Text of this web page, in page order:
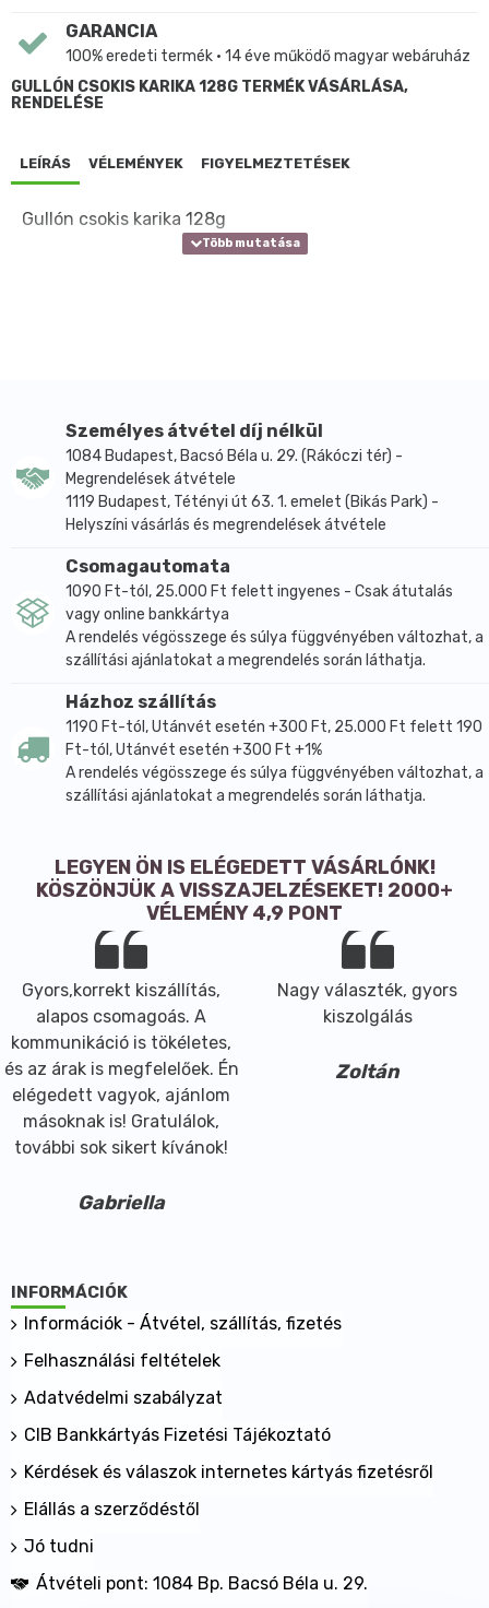
GARANCIA
100% eredeti termék • 14 éve működő magyar webáruház
GULLÓN CSOKIS KARIKA 128G TERMÉK VÁSÁRLÁSA,
RENDELÉSE
LEÍRÁS VÉLEMÉNYEK FIGYELMEZTETÉSEK
Gullón csokis karika 128g
Személyes átvétel díj nélkül
1084 Budapest, Bacsó Béla u. 29. (Rákóczi tér) -
Megrendelések átvétele
1119 Budapest, Tétényi út 63. 1. emelet (Bikás Park) -
Helyszíni vásárlás és megrendelések átvétele
Csomagautomata
1090 Ft-tól, 25.000 Ft felett ingyenes - Csak átutalás
vagy online bankkártya
A rendelés végösszege és súlya függvényében változhat, a
szállítási ajánlatokat a megrendelés során láthatja.
Házhoz szállítás
1190 Ft-tól, Utánvét esetén +300 Ft, 25.000 Ft felett 190
Ft-tól, Utánvét esetén +300 Ft +1%
A rendelés végösszege és súlya függvényében változhat, a
szállítási ajánlatokat a megrendelés során láthatja.
LEGYEN ÖN IS ELÉGEDETT VÁSÁRLÓNK!
KÖSZÖNJÜK A VISSZAJELZÉSEKET! 2000+
VÉLEMÉNY 4,9 PONT
Gyors,korrekt kiszállítás,
alapos csomagoás. A
kommunikáció is tökéletes,
és az árak is megfelelőek. Én
elégedett vagyok, ajánlom
másoknak is! Gratulálok,
további sok sikert kívánok!
Gabriella
Nagy választék, gyors
kiszolgálás
Zoltán
INFORMÁCIÓK
Információk - Átvétel, szállítás, fizetés
Felhasználási feltételek
Adatvédelmi szabályzat
CIB Bankkártyás Fizetési Tájékoztató
Kérdések és válaszok internetes kártyás fizetésről
Elállás a szerződéstől
Jó tudni
Átvételi pont: 1084 Bp. Bacsó Béla u. 29.